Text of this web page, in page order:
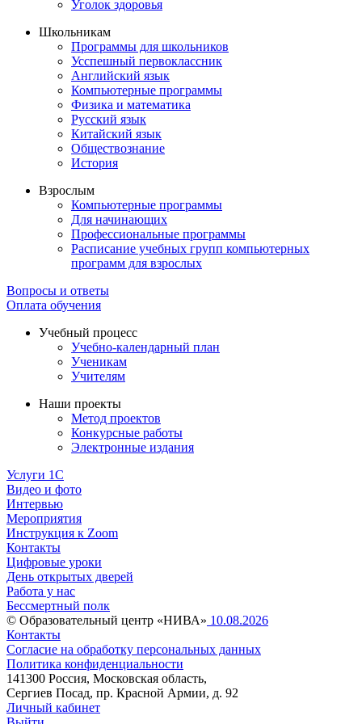
Уголок здоровья
Школьникам
Программы для школьников
Усспешный первоклассник
Английский язык
Компьютерные программы
Физика и математика
Русский язык
Китайский язык
Обществознание
История
Взрослым
Компьютерные программы
Для начинающих
Профессиональные программы
Расписание учебных групп компьютерных
программ для взрослых
Вопросы и ответы
Оплата обучения
Учебный процесс
Учебно-календарный план
Ученикам
Учителям
Наши проекты
Метод проектов
Конкурсные работы
Электронные издания
Услуги 1C
Видео и фото
Интервью
Мероприятия
Инструкция к Zoom
Контакты
Цифровые уроки
День открытых дверей
Работа у нас
Бессмертный полк
© Образовательный центр «НИВА» 10.08.2026
Контакты
Согласие на обработку персональных данных
Политика конфиденциальности
141300 Россия, Московская область,
Сергиев Посад, пр. Красной Армии, д. 92
Личный кабинет